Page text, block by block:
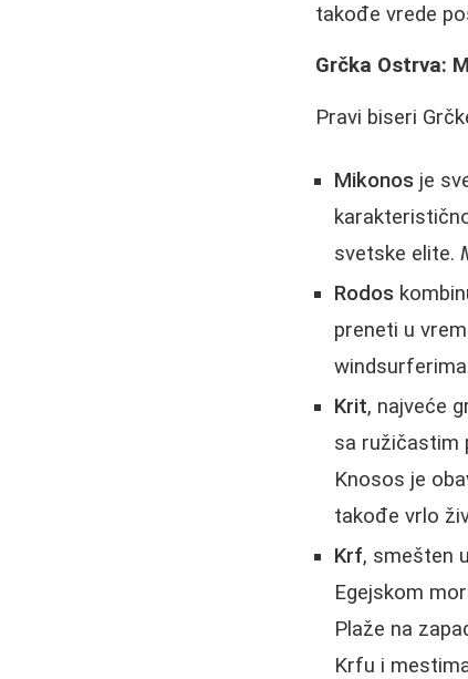
takođe vrede
Grčka Ostrva:
Pravi biseri
Mikonos je
svetske elite.
Rodos
preneti u
Krit, najveće
sa ružičastim
Knosos je
takođe vrlo
Krf, smešten
Egejskom
Plaže na
Krfu i